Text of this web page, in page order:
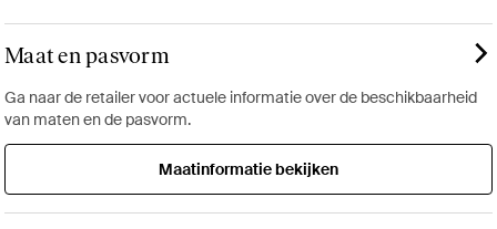
Maat en pasvorm
Ga naar de retailer voor actuele informatie over de beschikbaarheid
van maten en de pasvorm.
Maatinformatie bekijken